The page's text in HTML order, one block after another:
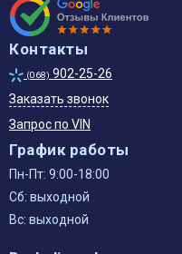
Контакты
(068) 902-25-26
Заказать звонок
Запрос по VIN
График работы
Пн-Пт: 9:00-18:00
Сб: выходной
Вс: выходной